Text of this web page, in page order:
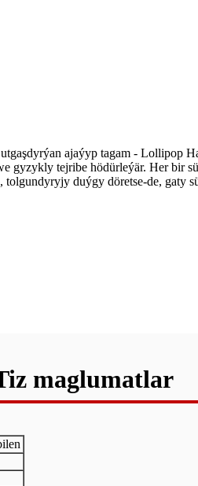
ajaýyp tagam - Lollipop
gyzykly tejribe hödürleýär. Her bir
duýgy döretse-de, gaty
maglumatlar